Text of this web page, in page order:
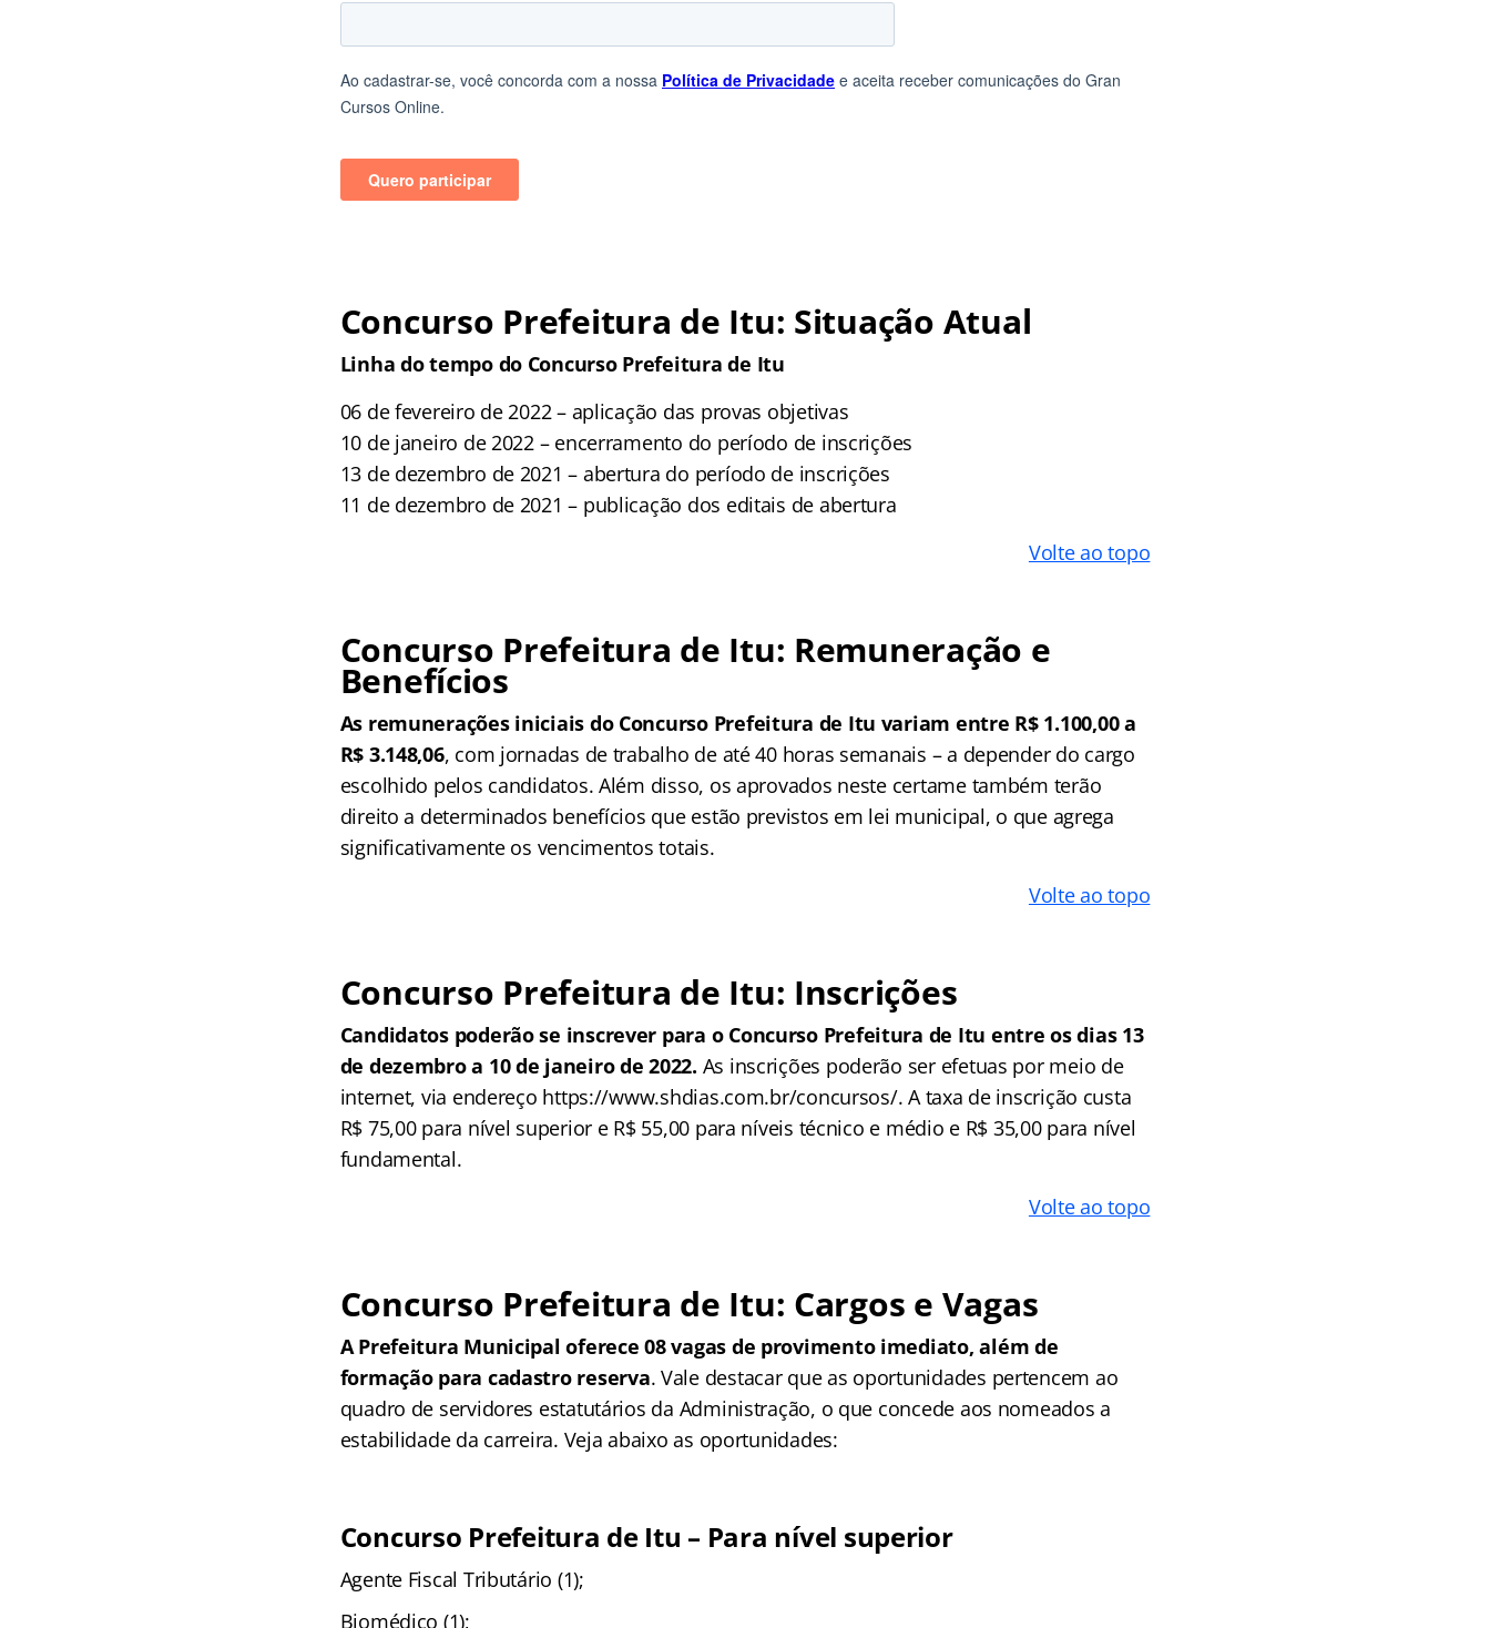
Concurso Prefeitura de Itu: Situação Atual
Linha do tempo do Concurso Prefeitura de Itu
06 de fevereiro de 2022 – aplicação das provas objetivas
10 de janeiro de 2022 – encerramento do período de inscrições
13 de dezembro de 2021 – abertura do período de inscrições
11 de dezembro de 2021 – publicação dos editais de abertura
Volte ao topo
Concurso Prefeitura de Itu: Remuneração e
Benefícios
As remunerações iniciais do Concurso Prefeitura de Itu variam entre R$ 1.100,00 a
R$ 3.148,06, com jornadas de trabalho de até 40 horas semanais – a depender do cargo
escolhido pelos candidatos. Além disso, os aprovados neste certame também terão
direito a determinados benefícios que estão previstos em lei municipal, o que agrega
significativamente os vencimentos totais.
Volte ao topo
Concurso Prefeitura de Itu: Inscrições
Candidatos poderão se inscrever para o Concurso Prefeitura de Itu entre os dias 13
de dezembro a 10 de janeiro de 2022. As inscrições poderão ser efetuas por meio de
internet, via endereço https://www.shdias.com.br/concursos/. A taxa de inscrição custa
R$ 75,00 para nível superior e R$ 55,00 para níveis técnico e médio e R$ 35,00 para nível
fundamental.
Volte ao topo
Concurso Prefeitura de Itu: Cargos e Vagas
A Prefeitura Municipal oferece 08 vagas de provimento imediato, além de
formação para cadastro reserva. Vale destacar que as oportunidades pertencem ao
quadro de servidores estatutários da Administração, o que concede aos nomeados a
estabilidade da carreira. Veja abaixo as oportunidades:
Concurso Prefeitura de Itu – Para nível superior
Agente Fiscal Tributário (1);
Biomédico (1);